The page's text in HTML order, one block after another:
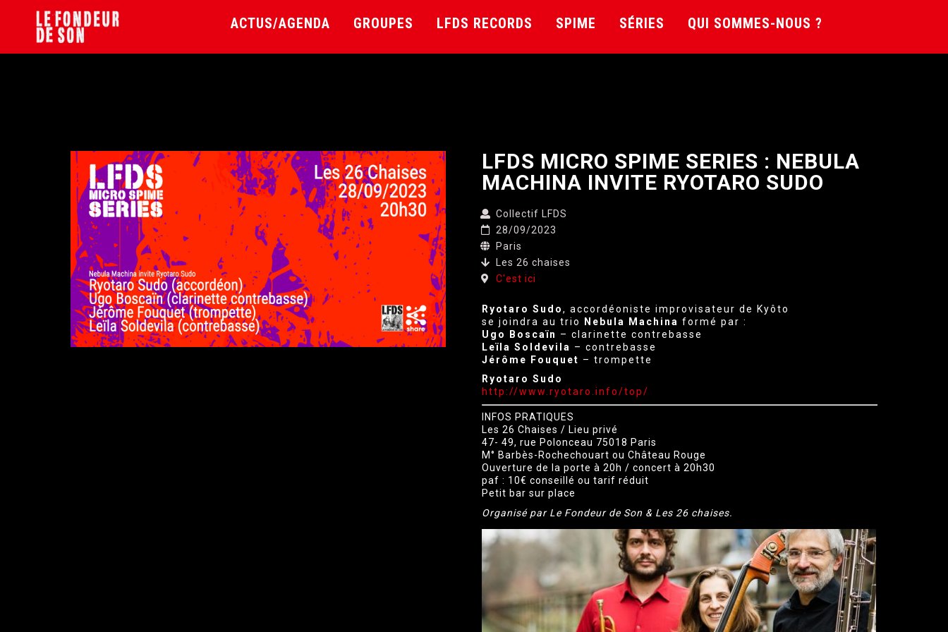
ACTUS/AGENDA GROUPES LFDS RECORDS SPIME SÉRIES QUI SOMMES-NOUS ?
LFDS MICRO SPIME SERIES : NEBULA
MACHINA INVITE RYOTARO SUDO
Collectif LFDS
28/09/2023
Paris
Les 26 chaises
C'est ici
Ryotaro Sudo, accordéoniste improvisateur de Kyôto
se joindra au trio
Nebula Machina formé par :
Ugo Boscaïn – clarinette contrebasse
Leïla Soldevila – contrebasse
Jérôme Fouquet – trompette
Ryotaro Sudo
http://www.ryotaro.info/top/
INFOS PRATIQUES
Les 26 Chaises / Lieu privé
47- 49, rue Polonceau 75018 Paris
M° Barbès-Rochechouart ou Château Rouge
Ouverture de la porte à 20h / concert à 20h30
paf : 10€ conseillé ou tarif réduit
Petit bar sur place
Organisé par Le Fondeur de Son & Les 26 chaises.